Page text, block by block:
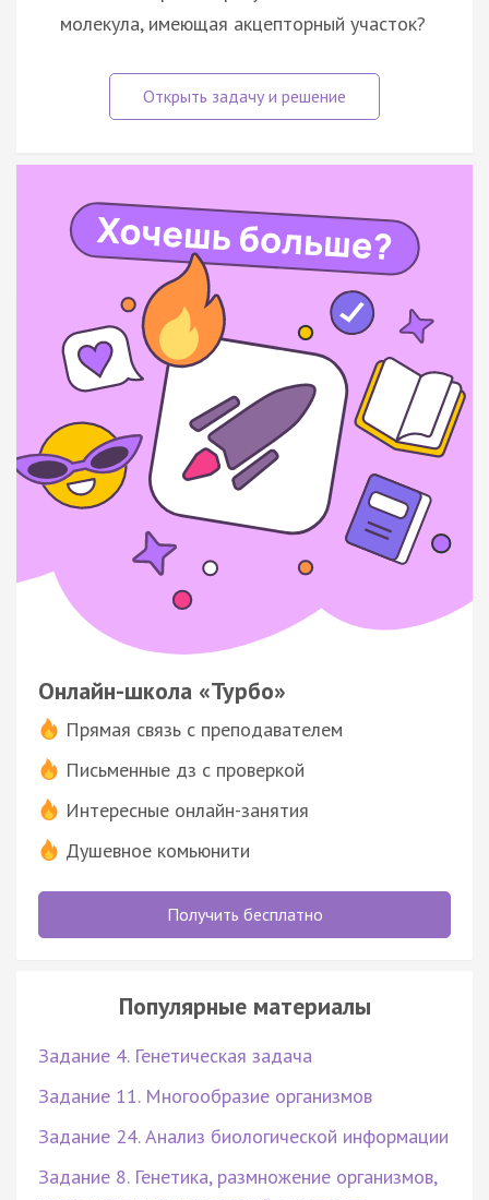
молекула, имеющая акцепторный участок?
Онлайн-школа «Турбо»
Прямая связь с преподавателем
Письменные дз с проверкой
Интересные онлайн-занятия
Душевное комьюнити
Получить бесплатно
Популярные материалы
Задание 4. Генетическая задача
Задание 11. Многообразие организмов
Задание 24. Анализ биологической информации
Задание 8. Генетика, размножение организмов,